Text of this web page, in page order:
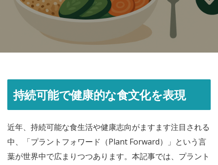
持続可能で健康的な食文化を表現
近年、持続可能な食生活や健康志向がますます注目される
中、「プラントフォワード（Plant Forward）」という言
葉が世界中で広まりつつあります。本記事では、プラント